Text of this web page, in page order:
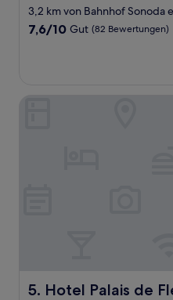
Sterne-
Unterkunft
3,2 km von Bahnhof Sonoda
7.6
Bewertungen)
7,6/10 Gut (82 Bewertungen)
5. Hotel Palais de
Hotel Palais de Fleurs -